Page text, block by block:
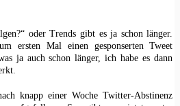
oder Trends gibt es ja schon länger.
ersten Mal einen gesponserten Tweet
ja auch schon länger, ich habe es dann
knapp einer Woche Twitter-Abstinenz